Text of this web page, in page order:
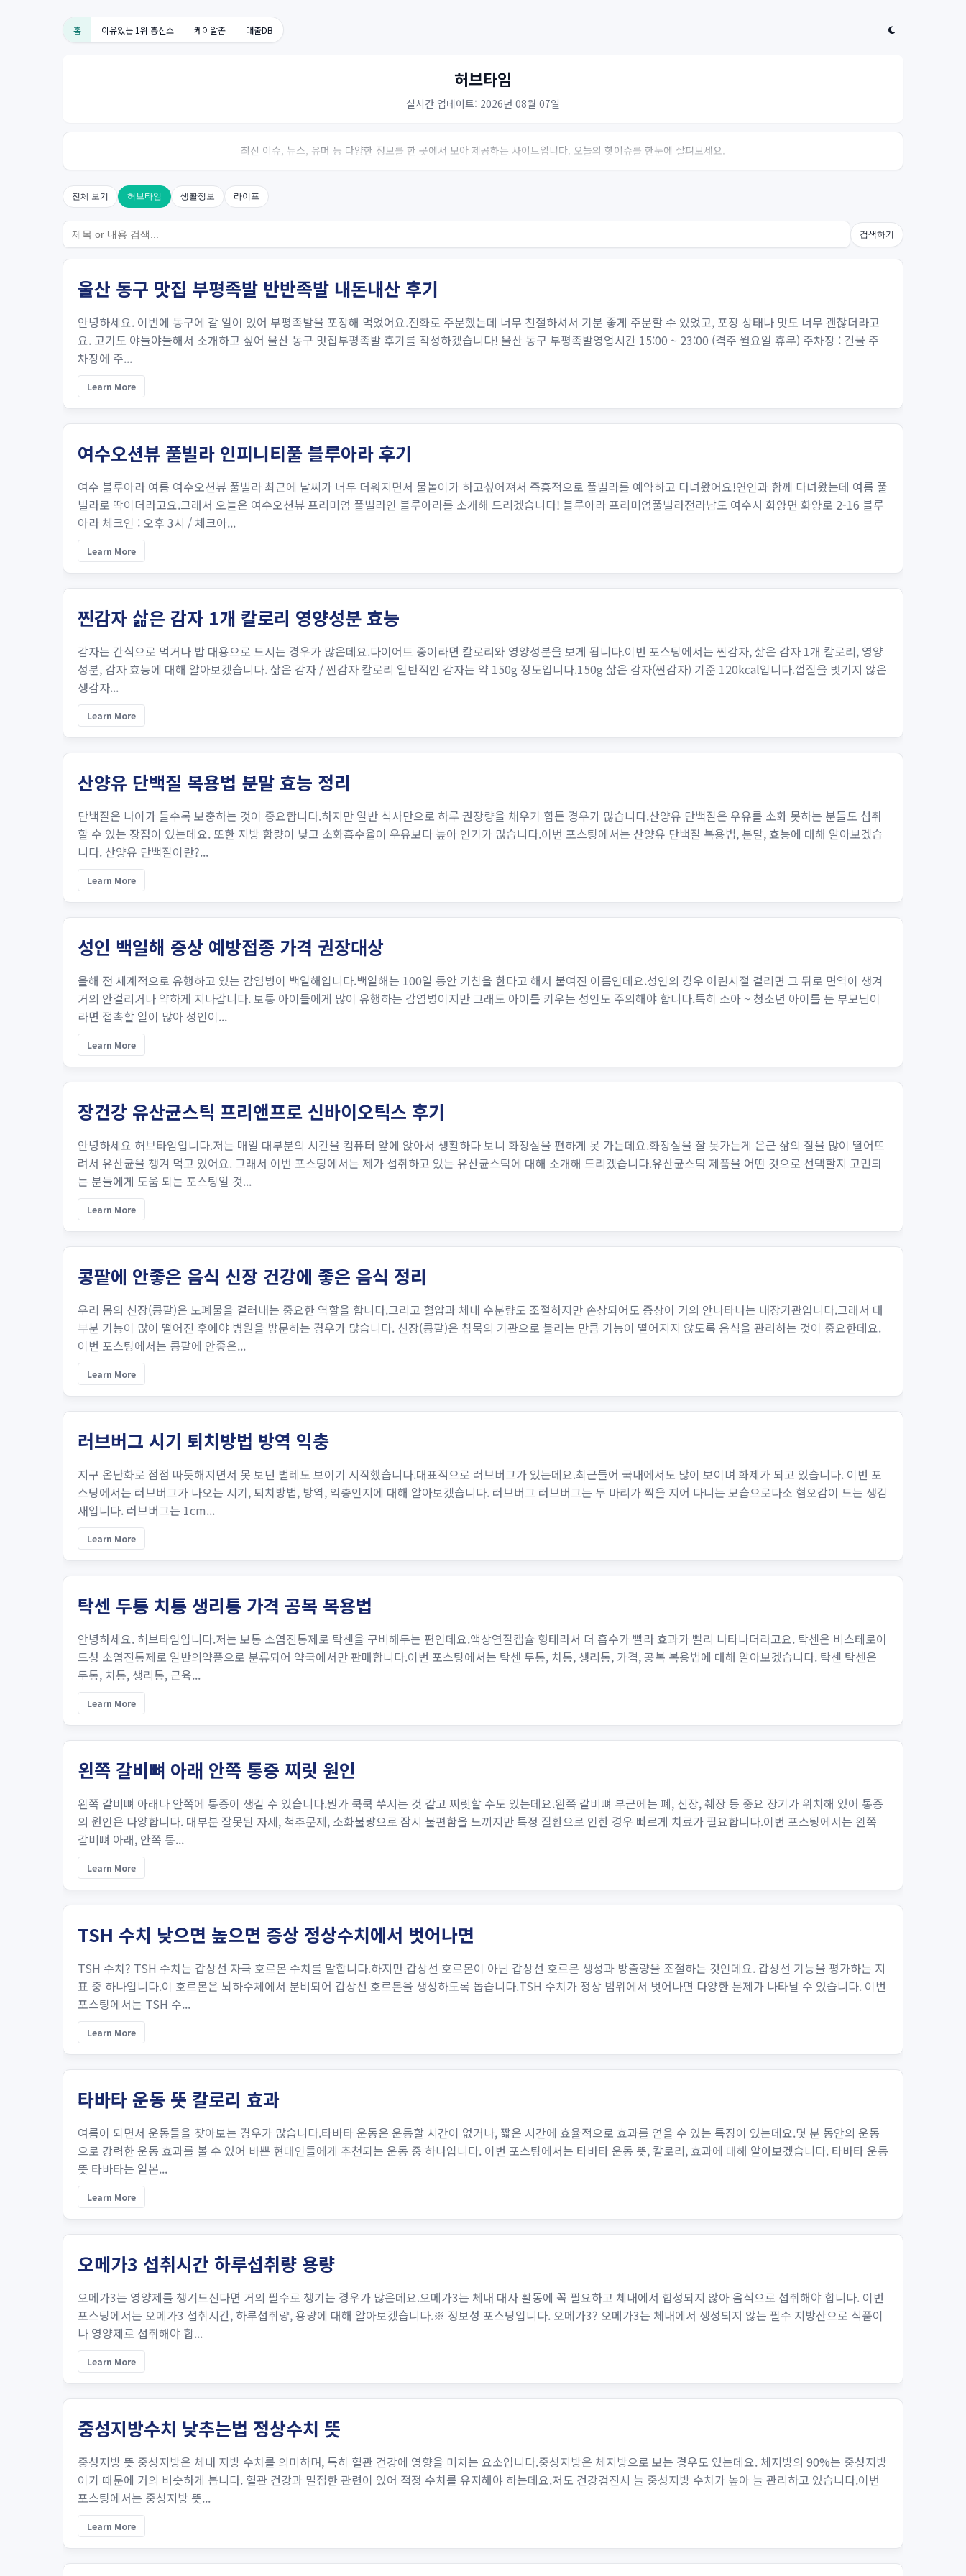
홈 이유있는 1위 흥신소 케이알좀 대출DB
허브타임
실시간 업데이트: 2026년 08월 07일
최신 이슈, 뉴스, 유머 등 다양한 정보를 한 곳에서 모아 제공하는 사이트입니다. 오늘의 핫이슈를 한눈에 살펴보세요.
전체 보기 허브타임 생활정보 라이프
검색하기
울산 동구 맛집 부평족발 반반족발 내돈내산 후기
안녕하세요. 이번에 동구에 갈 일이 있어 부평족발을 포장해 먹었어요.전화로 주문했는데 너무 친절하셔서 기분 좋게 주문할 수 있었고, 포장 상태나 맛도 너무 괜찮더라고
요. 고기도 야들야들해서 소개하고 싶어 울산 동구 맛집부평족발 후기를 작성하겠습니다! 울산 동구 부평족발영업시간 15:00 ~ 23:00 (격주 월요일 휴무) 주차장 : 건물 주
차장에 주...
Learn More
여수오션뷰 풀빌라 인피니티풀 블루아라 후기
여수 블루아라 여름 여수오션뷰 풀빌라 최근에 날씨가 너무 더워지면서 물놀이가 하고싶어져서 즉흥적으로 풀빌라를 예약하고 다녀왔어요!연인과 함께 다녀왔는데 여름 풀
빌라로 딱이더라고요.그래서 오늘은 여수오션뷰 프리미엄 풀빌라인 블루아라를 소개해 드리겠습니다! 블루아라 프리미엄풀빌라전라남도 여수시 화양면 화양로 2-16 블루
아라 체크인 : 오후 3시 / 체크아...
Learn More
찐감자 삶은 감자 1개 칼로리 영양성분 효능
감자는 간식으로 먹거나 밥 대용으로 드시는 경우가 많은데요.다이어트 중이라면 칼로리와 영양성분을 보게 됩니다.이번 포스팅에서는 찐감자, 삶은 감자 1개 칼로리, 영양
성분, 감자 효능에 대해 알아보겠습니다. 삶은 감자 / 찐감자 칼로리 일반적인 감자는 약 150g 정도입니다.150g 삶은 감자(찐감자) 기준 120kcal입니다.껍질을 벗기지 않은
생감자...
Learn More
산양유 단백질 복용법 분말 효능 정리
단백질은 나이가 들수록 보충하는 것이 중요합니다.하지만 일반 식사만으로 하루 권장량을 채우기 힘든 경우가 많습니다.산양유 단백질은 우유를 소화 못하는 분들도 섭취
할 수 있는 장점이 있는데요. 또한 지방 함량이 낮고 소화흡수율이 우유보다 높아 인기가 많습니다.이번 포스팅에서는 산양유 단백질 복용법, 분말, 효능에 대해 알아보겠습
니다. 산양유 단백질이란?...
Learn More
성인 백일해 증상 예방접종 가격 권장대상
올해 전 세계적으로 유행하고 있는 감염병이 백일해입니다.백일해는 100일 동안 기침을 한다고 해서 붙여진 이름인데요.성인의 경우 어린시절 걸리면 그 뒤로 면역이 생겨
거의 안걸리거나 약하게 지나갑니다. 보통 아이들에게 많이 유행하는 감염병이지만 그래도 아이를 키우는 성인도 주의해야 합니다.특히 소아 ~ 청소년 아이를 둔 부모님이
라면 접촉할 일이 많아 성인이...
Learn More
장건강 유산균스틱 프리앤프로 신바이오틱스 후기
안녕하세요 허브타임입니다.저는 매일 대부분의 시간을 컴퓨터 앞에 앉아서 생활하다 보니 화장실을 편하게 못 가는데요.화장실을 잘 못가는게 은근 삶의 질을 많이 떨어뜨
려서 유산균을 챙겨 먹고 있어요. 그래서 이번 포스팅에서는 제가 섭취하고 있는 유산균스틱에 대해 소개해 드리겠습니다.유산균스틱 제품을 어떤 것으로 선택할지 고민되
는 분들에게 도움 되는 포스팅일 것...
Learn More
콩팥에 안좋은 음식 신장 건강에 좋은 음식 정리
우리 몸의 신장(콩팥)은 노폐물을 걸러내는 중요한 역할을 합니다.그리고 혈압과 체내 수분량도 조절하지만 손상되어도 증상이 거의 안나타나는 내장기관입니다.그래서 대
부분 기능이 많이 떨어진 후에야 병원을 방문하는 경우가 많습니다. 신장(콩팥)은 침묵의 기관으로 불리는 만큼 기능이 떨어지지 않도록 음식을 관리하는 것이 중요한데요.
이번 포스팅에서는 콩팥에 안좋은...
Learn More
러브버그 시기 퇴치방법 방역 익충
지구 온난화로 점점 따듯해지면서 못 보던 벌레도 보이기 시작했습니다.대표적으로 러브버그가 있는데요.최근들어 국내에서도 많이 보이며 화제가 되고 있습니다. 이번 포
스팅에서는 러브버그가 나오는 시기, 퇴치방법, 방역, 익충인지에 대해 알아보겠습니다. 러브버그 러브버그는 두 마리가 짝을 지어 다니는 모습으로다소 혐오감이 드는 생김
새입니다. 러브버그는 1cm...
Learn More
탁센 두통 치통 생리통 가격 공복 복용법
안녕하세요. 허브타임입니다.저는 보통 소염진통제로 탁센을 구비해두는 편인데요.액상연질캡슐 형태라서 더 흡수가 빨라 효과가 빨리 나타나더라고요. 탁센은 비스테로이
드성 소염진통제로 일반의약품으로 분류되어 약국에서만 판매합니다.이번 포스팅에서는 탁센 두통, 치통, 생리통, 가격, 공복 복용법에 대해 알아보겠습니다. 탁센 탁센은
두통, 치통, 생리통, 근육...
Learn More
왼쪽 갈비뼈 아래 안쪽 통증 찌릿 원인
왼쪽 갈비뼈 아래나 안쪽에 통증이 생길 수 있습니다.뭔가 쿡쿡 쑤시는 것 같고 찌릿할 수도 있는데요.왼쪽 갈비뼈 부근에는 폐, 신장, 췌장 등 중요 장기가 위치해 있어 통증
의 원인은 다양합니다. 대부분 잘못된 자세, 척추문제, 소화불량으로 잠시 불편함을 느끼지만 특정 질환으로 인한 경우 빠르게 치료가 필요합니다.이번 포스팅에서는 왼쪽
갈비뼈 아래, 안쪽 통...
Learn More
TSH 수치 낮으면 높으면 증상 정상수치에서 벗어나면
TSH 수치? TSH 수치는 갑상선 자극 호르몬 수치를 말합니다.하지만 갑상선 호르몬이 아닌 갑상선 호르몬 생성과 방출량을 조절하는 것인데요. 갑상선 기능을 평가하는 지
표 중 하나입니다.이 호르몬은 뇌하수체에서 분비되어 갑상선 호르몬을 생성하도록 돕습니다.TSH 수치가 정상 범위에서 벗어나면 다양한 문제가 나타날 수 있습니다. 이번
포스팅에서는 TSH 수...
Learn More
타바타 운동 뜻 칼로리 효과
여름이 되면서 운동들을 찾아보는 경우가 많습니다.타바타 운동은 운동할 시간이 없거나, 짧은 시간에 효율적으로 효과를 얻을 수 있는 특징이 있는데요.몇 분 동안의 운동
으로 강력한 운동 효과를 볼 수 있어 바쁜 현대인들에게 추천되는 운동 중 하나입니다. 이번 포스팅에서는 타바타 운동 뜻, 칼로리, 효과에 대해 알아보겠습니다. 타바타 운동
뜻 타바타는 일본...
Learn More
오메가3 섭취시간 하루섭취량 용량
오메가3는 영양제를 챙겨드신다면 거의 필수로 챙기는 경우가 많은데요.오메가3는 체내 대사 활동에 꼭 필요하고 체내에서 합성되지 않아 음식으로 섭취해야 합니다. 이번
포스팅에서는 오메가3 섭취시간, 하루섭취량, 용량에 대해 알아보겠습니다.※ 정보성 포스팅입니다. 오메가3? 오메가3는 체내에서 생성되지 않는 필수 지방산으로 식품이
나 영양제로 섭취해야 합...
Learn More
중성지방수치 낮추는법 정상수치 뜻
중성지방 뜻 중성지방은 체내 지방 수치를 의미하며, 특히 혈관 건강에 영향을 미치는 요소입니다.중성지방은 체지방으로 보는 경우도 있는데요. 체지방의 90%는 중성지방
이기 때문에 거의 비슷하게 봅니다. 혈관 건강과 밀접한 관련이 있어 적정 수치를 유지해야 하는데요.저도 건강검진시 늘 중성지방 수치가 높아 늘 관리하고 있습니다.이번
포스팅에서는 중성지방 뜻...
Learn More